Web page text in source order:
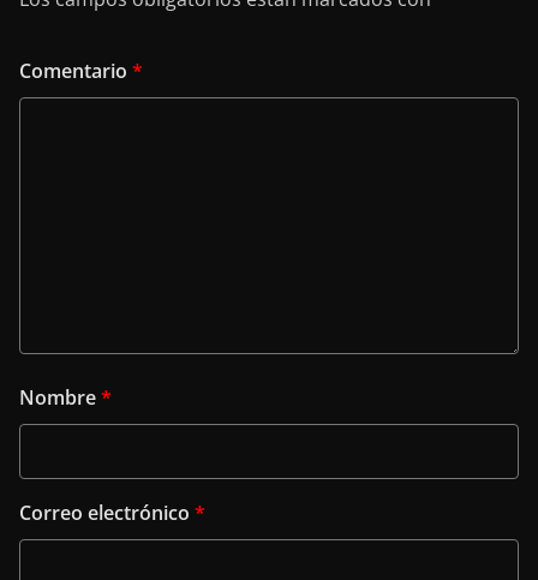
Comentario *
Nombre*
Correo electrónico *